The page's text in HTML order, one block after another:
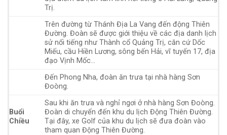
Trị.
Trên đường từ Thánh Địa La Vang đến động Thiên
Đường. Đoàn sẽ được giới thiệu về các địa danh lịch
sử nổi tiếng như Thành cổ Quảng Trị, căn cứ Dốc
Miếu, cầu Hiền Lương, sông bến Hải, vĩ tuyến 17, địa
đạo Vịnh Mốc…
Đến Phong Nha, đoàn ăn trưa tại nhà hàng Sơn
Đoòng.
Buổi
Chiều
Sau khi ăn trưa và nghỉ ngơi ở nhà hàng Sơn Đoòng.
Đoàn di chuyển đến khu du lịch Động Thiên Đường.
Tại đây, xe Golf của khu du lịch sẽ đưa đoàn vào
tham quan Động Thiên Đường.